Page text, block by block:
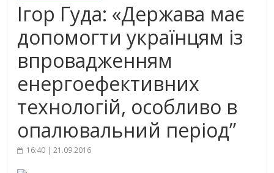
Ігор Гуда: «Держава має
допомогти українцям із
впровадженням
енергоефективних
технологій, особливо в
опалювальний період”
16:40 | 21.09.2016